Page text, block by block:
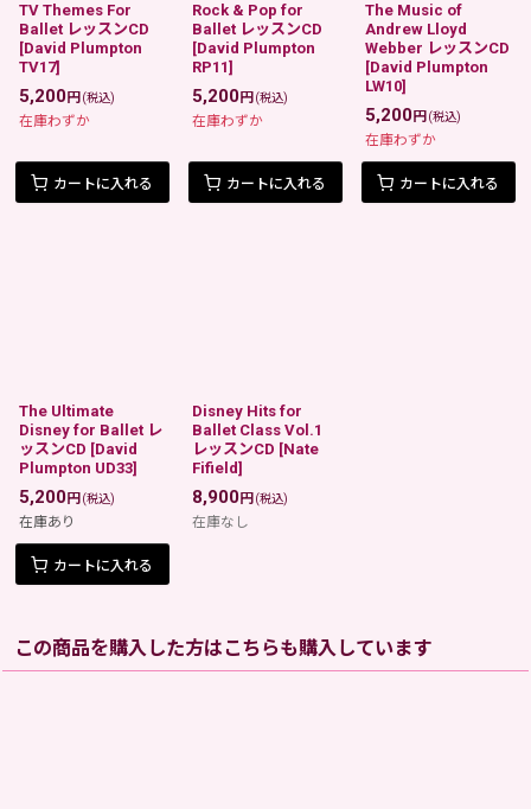
TV Themes For
Ballet レッスンCD
[David Plumpton
TV17]
5,200円 (税込)
在庫わずか
カートに入れる
Rock & Pop for
Ballet レッスンCD
[David Plumpton
RP11]
5,200円 (税込)
在庫わずか
カートに入れる
The Music of
Andrew Lloyd
Webber レッスンCD
[David Plumpton
LW10]
5,200円 (税込)
在庫わずか
カートに入れる
The Ultimate
Disney for Ballet レ
ッスンCD [David
Plumpton UD33]
5,200円 (税込)
在庫あり
カートに入れる
Disney Hits for
Ballet Class Vol.1
レッスンCD [Nate
Fifield]
8,900円 (税込)
在庫なし
この商品を購入した方はこちらも購入しています